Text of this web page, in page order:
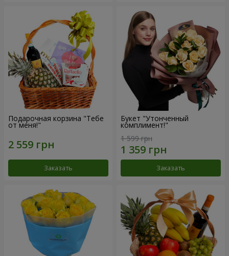
Подарочная корзина "Тебе
от меня!"
Заказать
Букет "Утонченный
комплимент!"
1 599 грн
Заказать